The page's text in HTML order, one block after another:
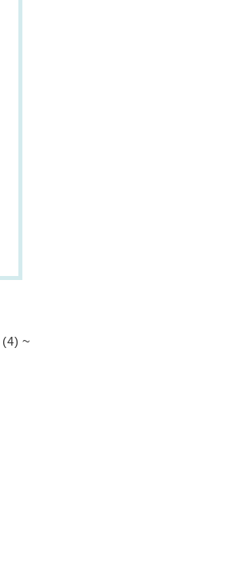
(4) ~